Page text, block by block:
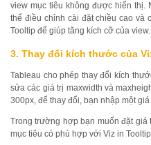
view mục tiêu không được hiển thị.
thể điều chỉnh cài đặt chiều cao và
Tooltip để giúp tăng kích cỡ của view.
3. Thay đổi kích thước của
Tableau cho phép thay đổi kích
sửa các giá trị maxwidth và
300px, để thay đổi, bạn nhập một
Trong trường hợp bạn muốn đặt
mục tiêu có phù hợp với Viz in